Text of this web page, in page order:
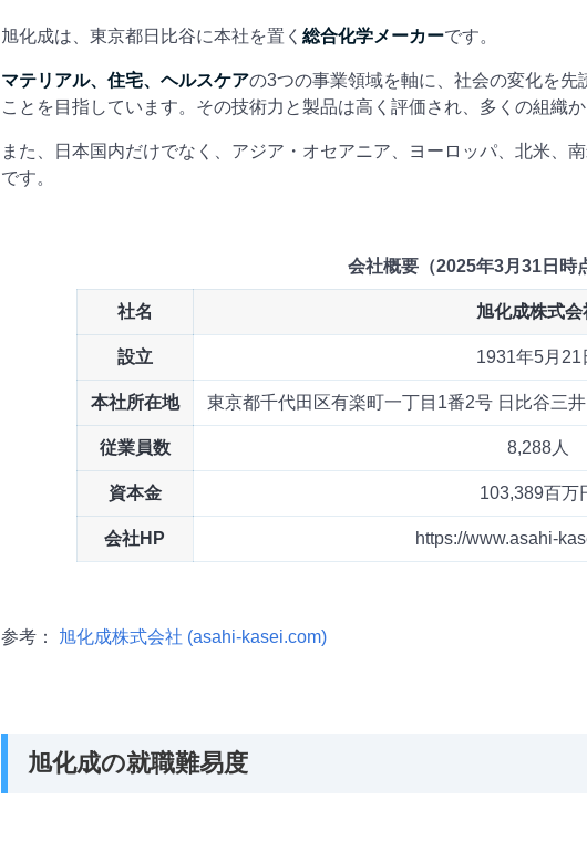
旭化成は、東京都日比谷に本社を置く 総合化学メーカーです。
マテリアル、住宅、ヘルスケアの3つの事業領域を軸に、社会の変化を
ことを目指しています。その技術力と製品は高く評価され、多くの組織
また、日本国内だけでなく、アジア・オセアニア、ヨーロッパ、北米、南
です。
会社概要（2025年3月31日時
社名 旭化成株式会
設立 1931年5月21
本社所在地 東京都千代田区有楽町一丁目1番2号 日比谷三
従業員数 8,288人
資本金 103,389百万
会社HP https://www.asahi-
参考： 旭化成株式会社 (asahi-kasei.com)
旭化成の就職難易度